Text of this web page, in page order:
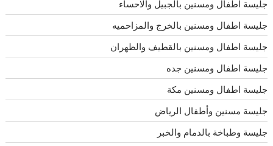
جليسة اطفال ومسنين بالجبيل والاحساء
جليسة اطفال ومسنين بالخرج والمزاحميه
جليسة اطفال ومسنين بالقطيف والظهران
جليسة اطفال ومسنين جده
جليسة اطفال ومسنين مكة
جليسة مسنين وأطفال الرياض
جليسة وطباخة بالدمام والخبر